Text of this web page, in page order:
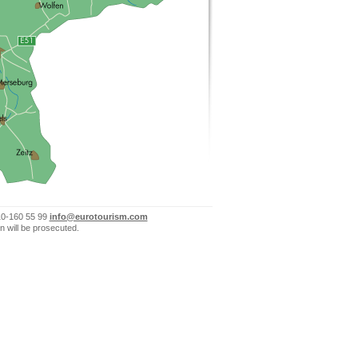
160 55 99 info@eurotourism.com
will be prosecuted.